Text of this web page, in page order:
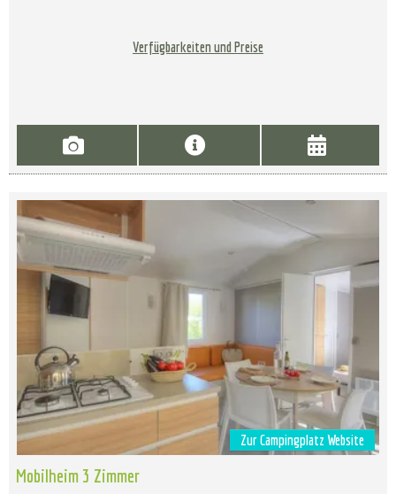
Verfügbarkeiten und Preise
Zur Campingplatz Website
Mobilheim 3 Zimmer